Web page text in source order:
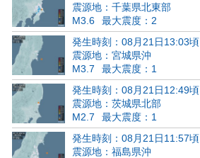
震源地：千葉県北東部
M3.6
最大震度：2
発生時刻：08月21日13:03頃
震源地：宮城県沖
M3.7
最大震度：1
発生時刻：08月21日12:49頃
震源地：茨城県北部
M2.7
最大震度：1
発生時刻：08月21日11:57頃
震源地：福島県沖